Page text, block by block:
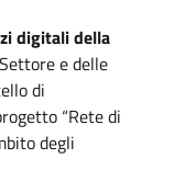
digitali della
e delle
di
“Rete di
degli